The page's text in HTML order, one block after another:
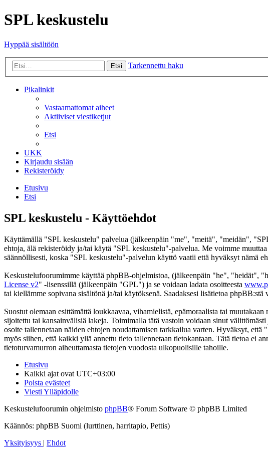
SPL keskustelu
Hyppää sisältöön
Etsi Tarkennettu haku
Pikalinkit
Vastaamattomat aiheet
Aktiiviset viestiketjut
Etsi
UKK
Kirjaudu sisään
Rekisteröidy
Etusivu
Etsi
SPL keskustelu - Käyttöehdot
Käyttämällä "SPL keskustelu" palvelua (jälkeenpäin "me", "meitä", "meidän",
ehtoja, älä rekisteröidy ja/tai käytä "SPL keskustelu"-palvelua. Me voimme
säännöllisesti, koska "SPL keskustelu"-palvelun käyttö vaatii että hyväksyt nämä
Keskustelufoorumimme käyttää phpBB-ohjelmistoa, (jälkeenpäin "he",
License v2" -lisenssillä (jälkeenpäin "GPL") ja se voidaan ladata osoitteesta
tai kiellämme sopivana sisältönä ja/tai käytöksenä. Saadaksesi lisätietoa phpBB:stä
Suostut olemaan esittämättä loukkaavaa, vihamielistä, epämoraalista tai
sijoitettu tai kansainvälisiä lakeja. Toimimalla tätä vastoin voidaan sinut
osoite tallennetaan näiden ehtojen noudattamisen tarkkailua varten. Hyväksyt,
myös siihen, että kaikki yllä annettu tieto tallennetaan tietokantaan. Tätä tietoa ei
tietoturvamurron aiheuttamasta tietojen vuodosta ulkopuolisille tahoille.
Etusivu
Kaikki ajat ovat UTC+03:00
Poista evästeet
Viesti Ylläpidolle
Keskustelufoorumin ohjelmisto phpBB® Forum Software © phpBB Limited
Käännös: phpBB Suomi (lurttinen, harritapio, Pettis)
Yksityisyys | Ehdot